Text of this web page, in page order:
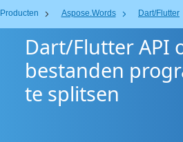
Producten Aspose.Words Dart/Flutter
Dart/Flutter API
bestanden
te splitsen